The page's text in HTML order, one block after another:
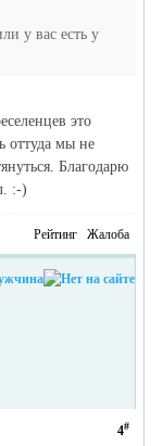
у вас есть у
это
оттуда мы не
Благодарю
:-)
Рейтинг Жалоба
4#